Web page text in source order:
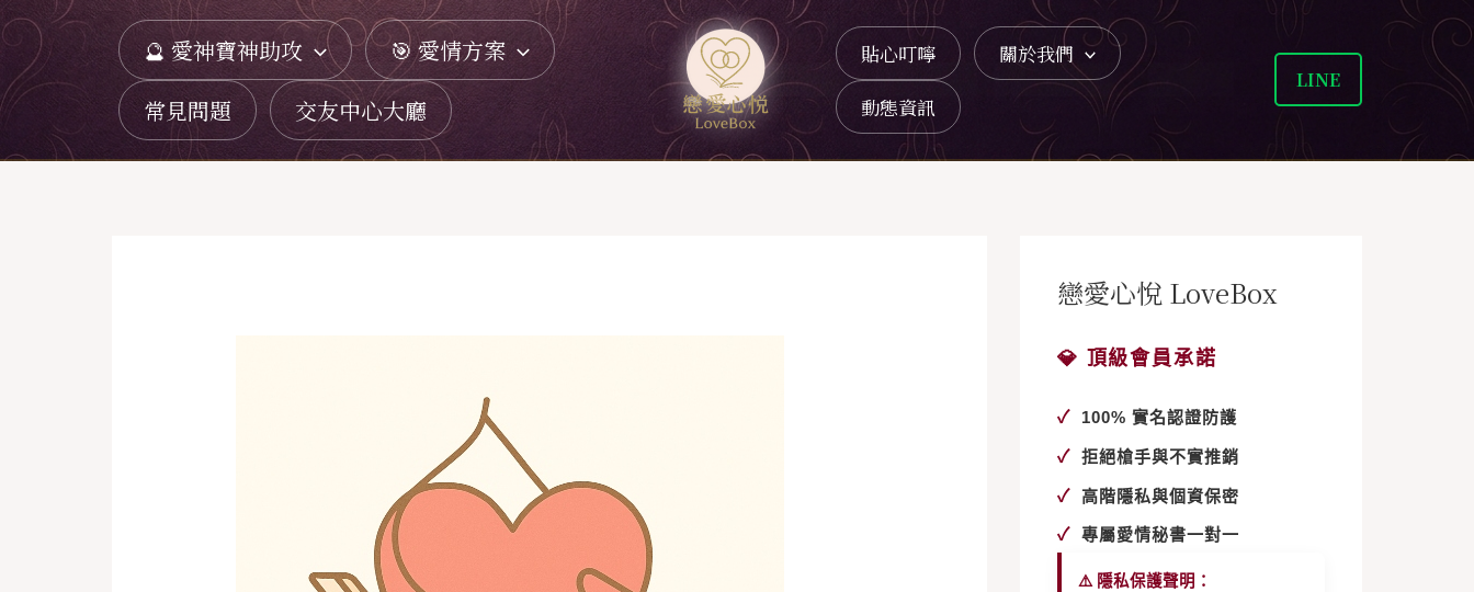
跳
至
主
要
內
🔮 愛神寶神助攻
🎯 愛情方案
常見問題
交友中心大廳
貼心叮嚀
關於我們
動態資訊
LINE
戀愛心悅 LoveBox
💎 頂級會員承諾
✓ 100% 實名認證防護
✓ 拒絕槍手與不實推銷
✓ 高階隱私與個資保密
✓ 專屬愛情秘書一對一
⚠️ 隱私保護聲明：